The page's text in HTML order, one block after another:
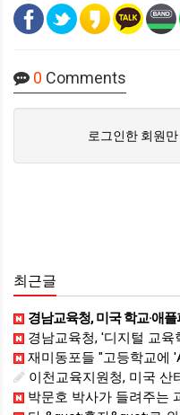
0 Comments
로그인한 회원
최근글
경남교육청, 미국 학교·애플파크서 AI
경남교육청, '디지털 교육혁신' 유
재미동포들 "고등학교에 'AP 한
이천교육지원청, 미국 산타클라라와 국제교육교류 파
박문호 박사가 들려주는 과학사 속 결정적 순간들! 직관을 뛰어넘는 과